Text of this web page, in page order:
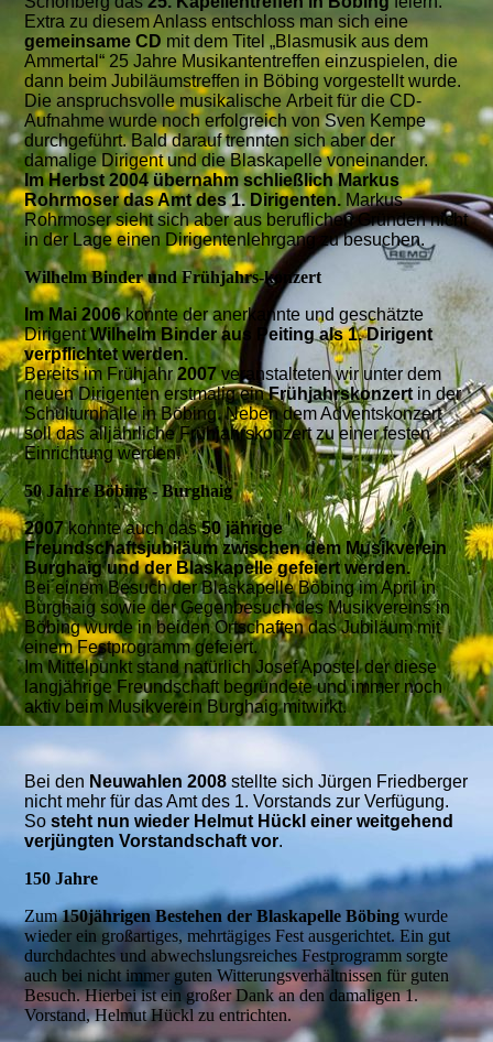
Extra zu diesem Anlass entschloss man sich eine
gemeinsame CD mit dem Titel „Blasmusik aus dem
Ammertal“ 25 Jahre Musikantentreffen einzuspielen, die
dann beim Jubiläumstreffen in Böbing vorgestellt wurde.
Die anspruchsvolle musikalische Arbeit für die CD-
Aufnahme wurde noch erfolgreich von Sven Kempe
durchgeführt. Bald darauf trennten sich aber der
damalige Dirigent und die Blaskapelle voneinander.
Im Herbst 2004 übernahm schließlich Markus
Rohrmoser das Amt des 1. Dirigenten. Markus
Rohrmoser sieht sich aber aus beruflichen Gründen nicht
in der Lage einen Dirigentenlehrgang zu besuchen.
Wilhelm Binder und Frühjahrs-konzert
Im Mai 2006konnte der anerkannte und geschätzte
DirigentWilhelm Binder aus Peiting als 1. Dirigent
verpflichtet werden.
Bereits im Frühjahr2007veranstalteten wir unter dem
neuen Dirigenten erstmalig einFrühjahrskonzert in der
Schulturnhalle in Böbing. Neben dem Adventskonzert
soll das alljährliche Frühjahrskonzert zu einer festen
Einrichtung werden.
50 Jahre Böbing - Burghaig
2007konnte auch das50 jährige
Freundschaftsjubiläum zwischen dem Musikverein
Burghaig und der Blaskapelle gefeiert werden.
Bei einem Besuch der Blaskapelle Böbing im April in
Burghaig sowie der Gegenbesuch des Musikvereins in
Böbing wurde in beiden Ortschaften das Jubiläum mit
einem Festprogramm gefeiert.
Im Mittelpunkt stand natürlich Josef Apostel der diese
langjährige Freundschaft begründete und immer noch
aktiv beim Musikverein Burghaig mitwirkt.
Bei den Neuwahlen 2008 stellte sich Jürgen Friedberger
nicht mehr für das Amt des 1. Vorstands zur Verfügung.
Sosteht nun wieder Helmut Hückl einer weitgehend
verjüngten Vorstandschaft vor.
150 Jahre
Zum150jährigen Bestehen der Blaskapelle Böbing wurde
wieder ein großartiges, mehrtägiges Fest ausgerichtet. Ein gut
durchdachtes und abwechslungsreiches Festprogramm sorgte
auch bei nicht immer guten Witterungsverhältnissen für guten
Besuch. Hierbei ist ein großer Dank an den damaligen 1.
Vorstand, Helmut Hückl zu entrichten.